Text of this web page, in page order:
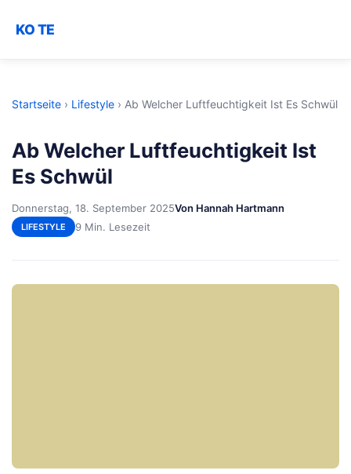
KO TE
Startseite › Lifestyle › Ab Welcher Luftfeuchtigkeit Ist Es Schwül
Ab Welcher Luftfeuchtigkeit Ist
Es Schwül
Donnerstag, 18. September 2025Von Hannah Hartmann
LIFESTYLE 9 Min. Lesezeit